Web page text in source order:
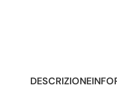
DESCRIZIONE